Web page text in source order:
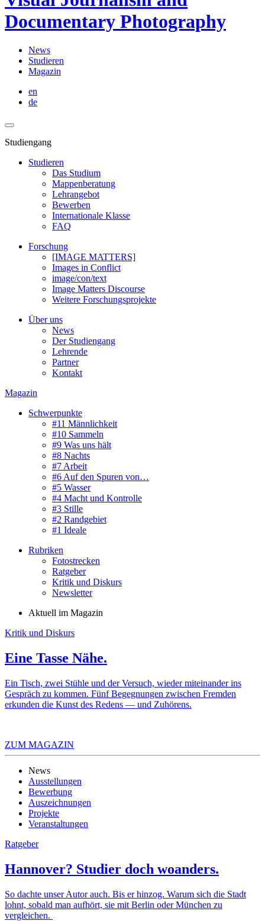
Documentary Photography
News
Studieren
Magazin
en
de
Studiengang
Studieren
Das Studium
Mappenberatung
Lehrangebot
Bewerben
Internationale Klasse
FAQ
Forschung
[IMAGE MATTERS]
Images in Conflict
image/con/text
Image Matters Discourse
Weitere Forschungsprojekte
Über uns
News
Der Studiengang
Lehrende
Partner
Kontakt
Magazin
Schwerpunkte
#11 Männlichkeit
#10 Sammeln
#9 Was uns hält
#8 Nachts
#7 Arbeit
#6 Auf den Spuren von…
#5 Wasser
#4 Macht und Kontrolle
#3 Stille
#2 Randgebiet
#1 Ideale
Rubriken
Fotostrecken
Ratgeber
Kritik und Diskurs
Newsletter
Aktuell im Magazin
Kritik und Diskurs
Eine Tasse Nähe.
Ein Tisch, zwei Stühle und der Versuch, wieder miteinander ins
Gespräch zu kommen. Fünf Begegnungen zwischen Fremden
erkunden die Kunst des Redens — und Zuhörens.
ZUM MAGAZIN
News
Ausstellungen
Bewerbung
Auszeichnungen
Projekte
Veranstaltungen
Ratgeber
Hannover? Studier doch woanders.
So dachte unser Autor auch. Bis er hinzog. Warum sich die Stadt
lohnt, sobald man aufhört, sie mit Berlin oder München zu
vergleichen.